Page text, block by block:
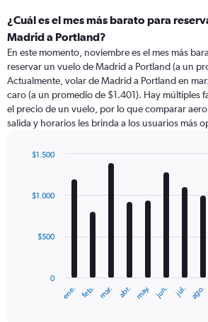
¿Cuál es el mes más barato para
Madrid a Portland?
En este momento, noviembre es el mes más
reservar un vuelo de Madrid a Portland (a un
Actualmente, volar de Madrid a Portland en
caro (a un promedio de $1.401). Hay múltiples
el precio de un vuelo, por lo que comparar
salida y horarios les brinda a los usuarios más
with
12
The
ene. feb. mar. abr. may. jun. jul. ago.
0
$500
$1.000
$1.500